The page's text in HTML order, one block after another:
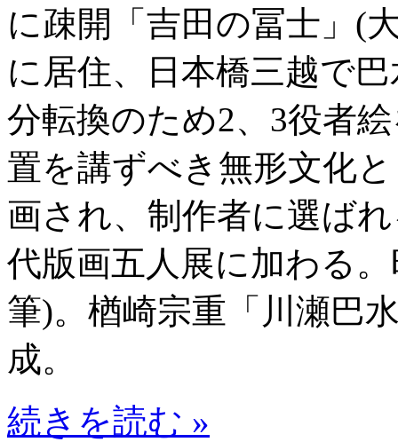
に疎開「吉田の冨士」(
に居住、日本橋三越で
分転換のため2、3役者
置を講ずべき無形文化
画され、制作者に選ば
代版画五人展に加わる
筆)。楢崎宗重「川瀬巴
成。
続きを読む »